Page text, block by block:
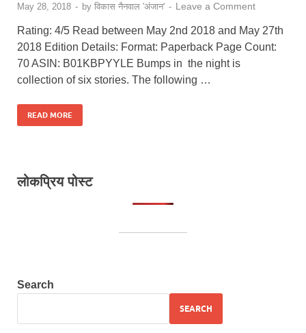
May 28, 2018 - by विकास नैनवाल 'अंजान' - Leave a Comment
Rating: 4/5 Read between May 2nd 2018 and May 27th
2018 Edition Details: Format: Paperback Page Count:
70 ASIN: B01KBPYYLE Bumps in the night is
collection of six stories. The following …
READ MORE
लोकप्रिय पोस्ट
Search
SEARCH